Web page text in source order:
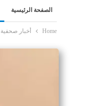
الصفحة الرئيسية
Home أخبار صحفية